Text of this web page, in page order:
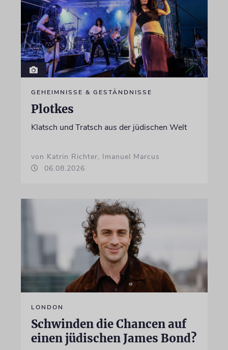
GEHEIMNISSE & GESTÄNDNISSE
Plotkes
Klatsch und Tratsch aus der jüdischen Welt
von Katrin Richter, Imanuel Marcus
06.08.2026
LONDON
Schwinden die Chancen auf
einen jüdischen James Bond?